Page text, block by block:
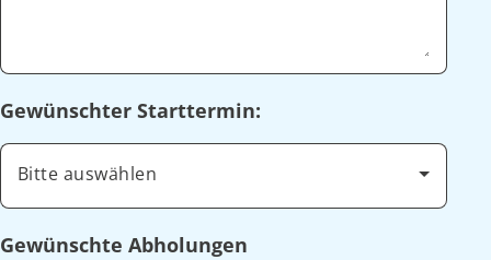
Gewünschter Starttermin:
Bitte auswählen
Gewünschte Abholungen